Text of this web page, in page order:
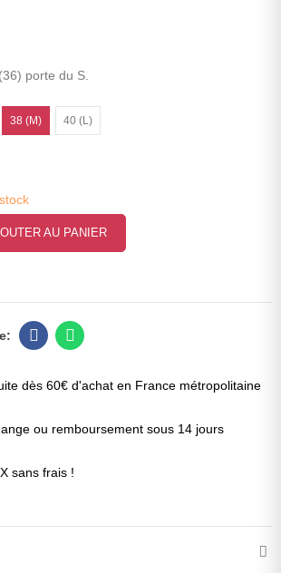
porte du S.
38 (M) 40 (L)
AU PANIER
dès 60€ d'achat en France métropolitaine
ou remboursement sous 14 jours
sans frais !